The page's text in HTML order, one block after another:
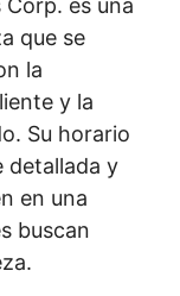
Corp. es una
que se
la
y la
Su horario
detallada y
en una
buscan